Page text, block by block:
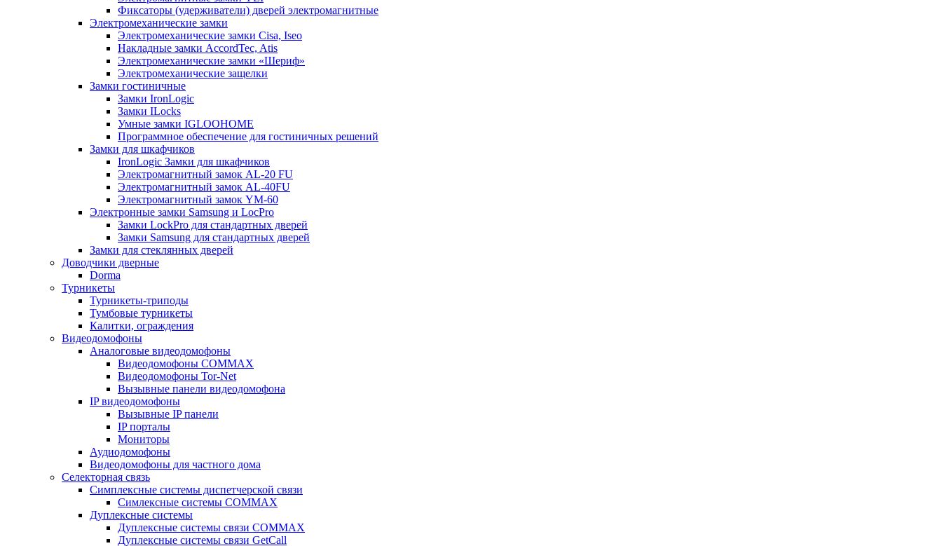
Фиксаторы (удерживатели) дверей электромагнитные
Электромеханические замки
Электромеханические замки Cisa, Iseo
Накладные замки AccordTec, Atis
Электромеханические замки «Шериф»
Электромеханические защелки
Замки гостиничные
Замки IronLogic
Замки ILocks
Умные замки IGLOOHOME
Программное обеспечение для гостиничных решений
Замки для шкафчиков
IronLogic Замки для шкафчиков
Электромагнитный замок AL-20 FU
Электромагнитный замок AL-40FU
Электромагнитный замок YM-60
Электронные замки Samsung и LocPro
Замки LockPro для стандартных дверей
Замки Samsung для стандартных дверей
Замки для стеклянных дверей
Доводчики дверные
Dorma
Турникеты
Турникеты-триподы
Тумбовые турникеты
Калитки, ограждения
Видеодомофоны
Аналоговые видеодомофоны
Видеодомофоны COMMAX
Видеодомофоны Tor-Net
Вызывные панели видеодомофона
IP видеодомофоны
Вызывные IP панели
IP порталы
Мониторы
Аудиодомофоны
Видеодомофоны для частного дома
Селекторная связь
Симплексные системы диспетчерской связи
Симлексные системы COMMAX
Дуплексные системы
Дуплексные системы связи COMMAX
Дуплексные системы связи GetCall